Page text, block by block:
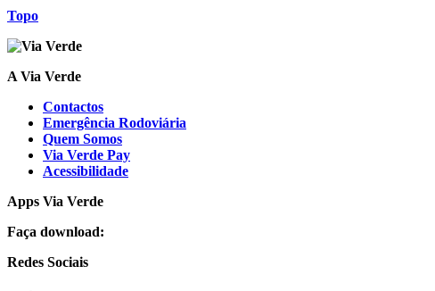
Topo
A Via Verde
Contactos
Emergência Rodoviária
Quem Somos
Via Verde Pay
Acessibilidade
Apps Via Verde
Faça download:
Redes Sociais